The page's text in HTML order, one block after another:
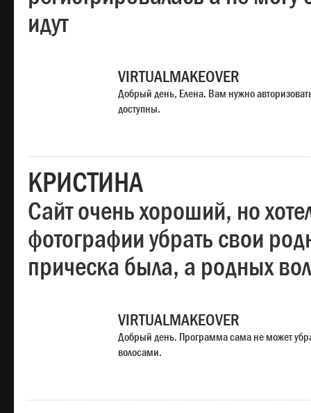
идут
VIRTUALMAKEOVER
Добрый день, Елена. Вам нужно
доступны.
КРИСТИНА
Сайт очень хороший, но
фотографии убрать свои
прическа была, а родных
VIRTUALMAKEOVER
Добрый день. Программа сама не может
волосами.